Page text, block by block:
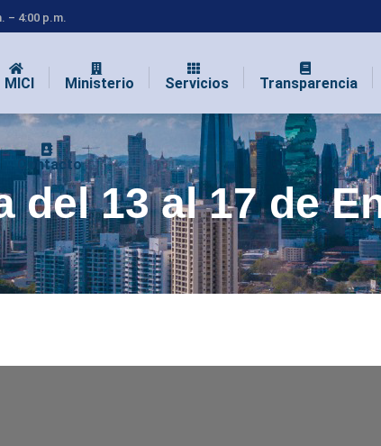
– 4:00 p.m.
MICI Ministerio Servicios Transparencia
Contacto
del 13 al 17 de